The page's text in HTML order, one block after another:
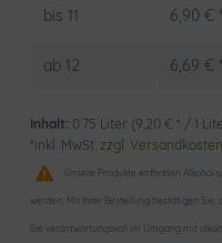
bis 11 6,90 € *
ab 12 6,69 € *
Inhalt: 0.75 Liter (9,20 € * / 1
*inkl. MwSt. zzgl. Versandkosten
Unsere Produkte enthalten Alkohol
werden. Mit Ihrer Bestellung bestätigen
Sie verantwortungsvoll im Umgang mit